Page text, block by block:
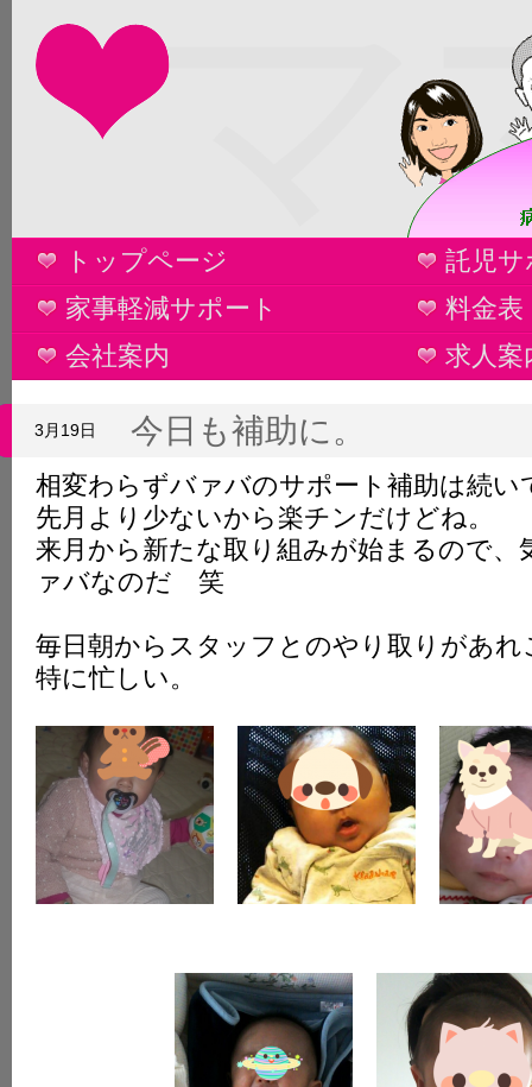
マ
トップページ
託児
家事軽減サポート
料金表
会社案内
求人案
今日も補助に。
3月19日
相変わらずバァバのサポート補助は続い
先月より少ないから楽チンだけどね。
来月から新たな取り組みが始まるので、
ァバなのだ 笑
毎日朝からスタッフとのやり取りがあれ
特に忙しい。